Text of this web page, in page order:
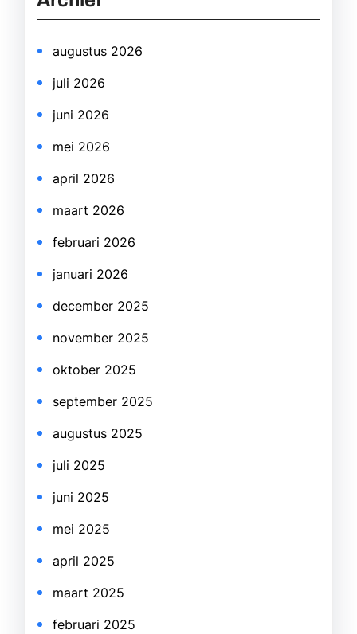
c
augustus 2026
juli 2026
juni 2026
mei 2026
april 2026
maart 2026
februari 2026
januari 2026
december 2025
november 2025
oktober 2025
september 2025
augustus 2025
juli 2025
juni 2025
mei 2025
april 2025
maart 2025
februari 2025